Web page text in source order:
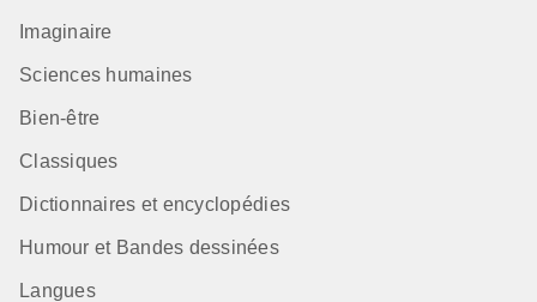
Imaginaire
Sciences humaines
Bien-être
Classiques
Dictionnaires et encyclopédies
Humour et Bandes dessinées
Langues